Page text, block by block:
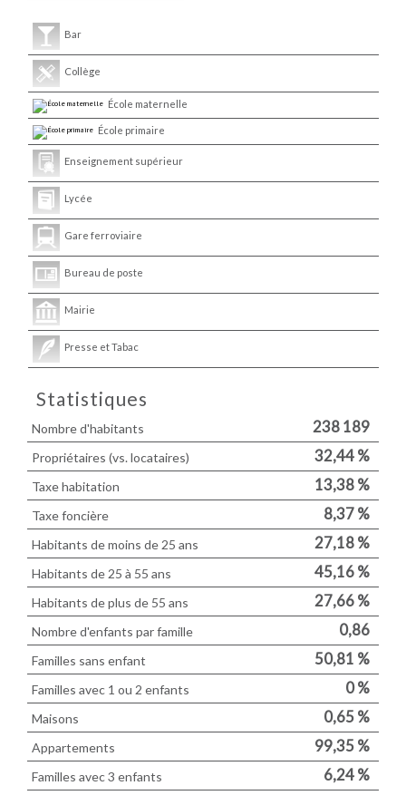
Bar
Collège
École maternelle
École primaire
Enseignement supérieur
Lycée
Gare ferroviaire
Bureau de poste
Mairie
Presse et Tabac
Statistiques
Nombre d'habitants 238 189
Propriétaires (vs. locataires) 32,44 %
Taxe habitation 13,38 %
Taxe foncière 8,37 %
Habitants de moins de 25 ans 27,18 %
Habitants de 25 à 55 ans 45,16 %
Habitants de plus de 55 ans 27,66 %
Nombre d'enfants par famille 0,86
Familles sans enfant 50,81 %
Familles avec 1 ou 2 enfants 0 %
Maisons 0,65 %
Appartements 99,35 %
Familles avec 3 enfants 6,24 %